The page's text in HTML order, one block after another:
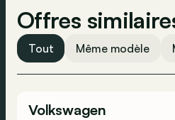
Offres
Tout Même modèle
Volkswagen